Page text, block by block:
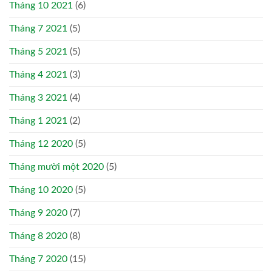
Tháng 10 2021 (6)
Tháng 7 2021 (5)
Tháng 5 2021 (5)
Tháng 4 2021 (3)
Tháng 3 2021 (4)
Tháng 1 2021 (2)
Tháng 12 2020 (5)
Tháng mười một 2020 (5)
Tháng 10 2020 (5)
Tháng 9 2020 (7)
Tháng 8 2020 (8)
Tháng 7 2020 (15)